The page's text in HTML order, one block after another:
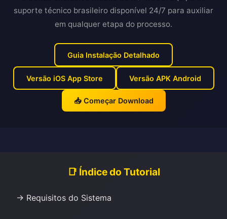
suporte técnico brasileiro disponível 24/7 para auxiliar
em qualquer etapa do processo.
📥 Começar Download
Guia Instalação Detalhado
Versão iOS App Store Versão APK Android
📑 Índice do Tutorial
→ Requisitos do Sistema